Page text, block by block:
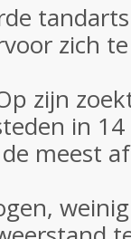
zich
zijn
in
meest